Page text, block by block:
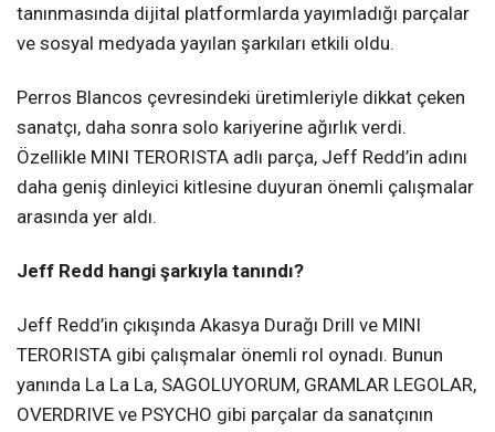
tanınmasında dijital platformlarda yayımladığı parçalar
ve sosyal medyada yayılan şarkıları etkili oldu.
Perros Blancos çevresindeki üretimleriyle dikkat çeken
sanatçı, daha sonra solo kariyerine ağırlık verdi.
Özellikle MINI TERORISTA adlı parça, Jeff Redd’in adını
daha geniş dinleyici kitlesine duyuran önemli çalışmalar
arasında yer aldı.
Jeff Redd hangi şarkıyla tanındı?
Jeff Redd’in çıkışında Akasya Durağı Drill ve MINI
TERORISTA gibi çalışmalar önemli rol oynadı. Bunun
yanında La La La, SAGOLUYORUM, GRAMLAR LEGOLAR,
OVERDRIVE ve PSYCHO gibi parçalar da sanatçının